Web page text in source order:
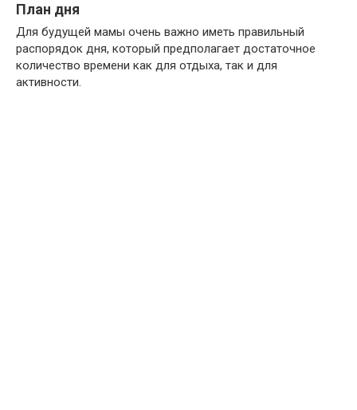
План дня
Для будущей мамы очень важно иметь правильный
распорядок дня, который предполагает достаточное
количество времени как для отдыха, так и для
активности.